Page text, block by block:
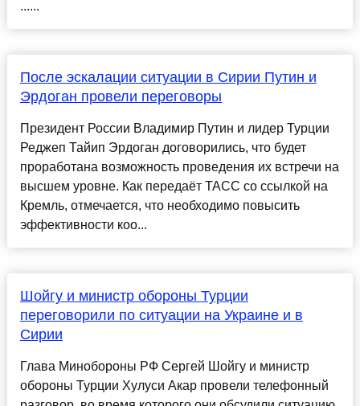
......
После эскалации ситуации в Сирии Путин и
Эрдоган провели переговоры
Президент России Владимир Путин и лидер Турции
Реджеп Тайип Эрдоган договорились, что будет
проработана возможность проведения их встречи на
высшем уровне. Как передаёт ТАСС со ссылкой на
Кремль, отмечается, что необходимо повысить
эффективности коо...
Шойгу и министр обороны Турции
переговорили по ситуации на Украине и в
Сирии
Глава Минобороны РФ Сергей Шойгу и министр
обороны Турции Хулуси Акар провели телефонный